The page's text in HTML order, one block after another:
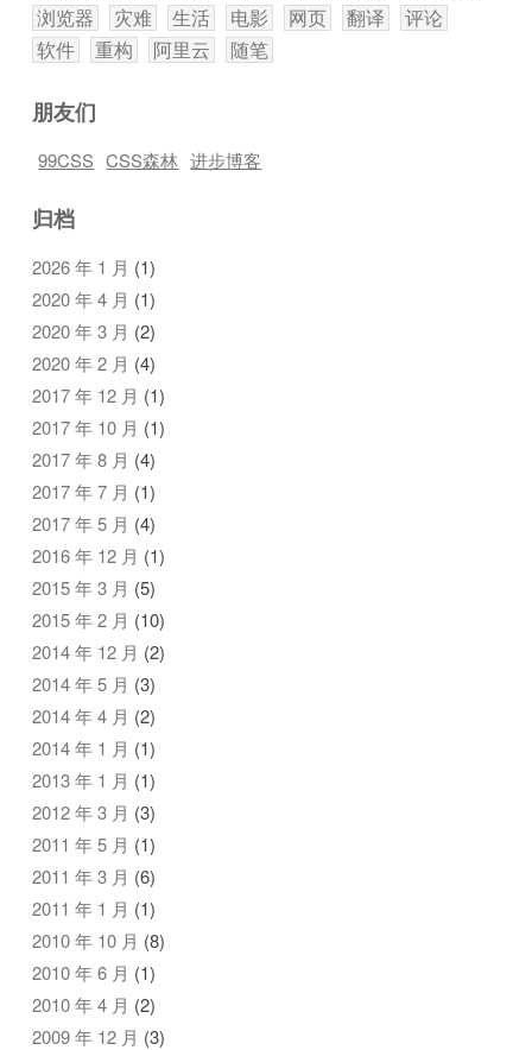
浏览器
灾难 生活 电影 网页 翻译
评论
软件
重构 阿里云 随笔
朋友们
99CSS CSS森林 进步博客
归档
2026 年 1 月 (1)
2020 年 4 月 (1)
2020 年 3 月 (2)
2020 年 2 月 (4)
2017 年 12 月 (1)
2017 年 10 月 (1)
2017 年 8 月 (4)
2017 年 7 月 (1)
2017 年 5 月 (4)
2016 年 12 月 (1)
2015 年 3 月 (5)
2015 年 2 月 (10)
2014 年 12 月 (2)
2014 年 5 月 (3)
2014 年 4 月 (2)
2014 年 1 月 (1)
2013 年 1 月 (1)
2012 年 3 月 (3)
2011 年 5 月 (1)
2011 年 3 月 (6)
2011 年 1 月 (1)
2010 年 10 月 (8)
2010 年 6 月 (1)
2010 年 4 月 (2)
2009 年 12 月 (3)